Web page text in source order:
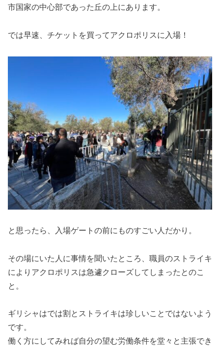
市国家の中心部であった丘の上にあります。
では早速、チケットを買ってアクロポリスに入場！
と思ったら、入場ゲートの前にものすごい人だかり。
その場にいた人に事情を聞いたところ、職員のストライキ
によりアクロポリスは急遽クローズしてしまったとのこ
と。
ギリシャはでは割とストライキは珍しいことではないよう
です。
働く方にしてみれば自分の望む労働条件を堂々と主張でき